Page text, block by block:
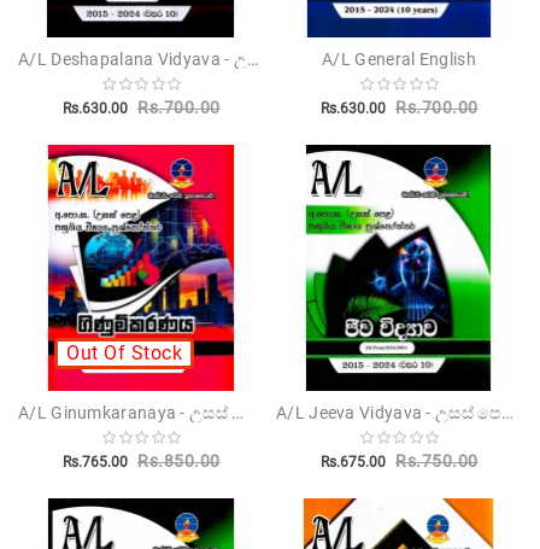
Translations
Children's
Miscellanious
Other
Publishers
A/L Deshapalana Vidyava - උසස් පෙළ දේශපාලන විද්‍යාව
Rs.630.00 Rs.700.00
A/L General English
Rs.630.00 Rs.700.00
Out Of Stock
A/L Ginumkaranaya - උසස් පෙළ ගිණුම්කරණය
Rs.765.00 Rs.850.00
A/L Jeeva Vidyava - උසස් පෙළ ජීව විද්‍යාව
Rs.675.00 Rs.750.00